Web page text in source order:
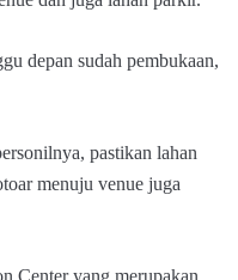
depan sudah pembukaan,
pastikan lahan
menuju venue juga
Center yang merupakan